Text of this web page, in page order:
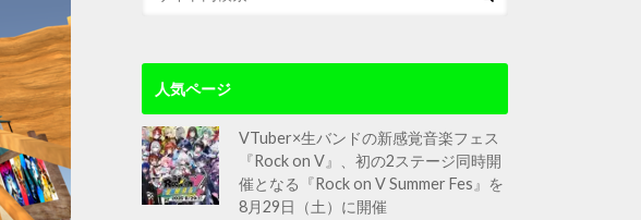
人気ページ
VTuber×生バンドの新感覚音楽フェス
『Rock on V』、初の2ステージ同時開
催となる『Rock on V Summer Fes』を
8月29日（土）に開催